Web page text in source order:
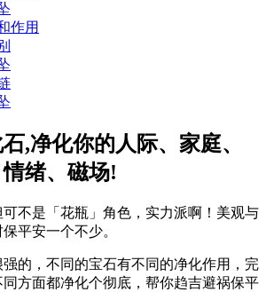
作用
,净化你的人际、家庭、
绪、磁场!
不是「花瓶」角色，实力派啊！美观与
平安一个不少。
的，不同的宝石有不同的净化作用，完
方面都净化个彻底，帮你趋吉避祸保平